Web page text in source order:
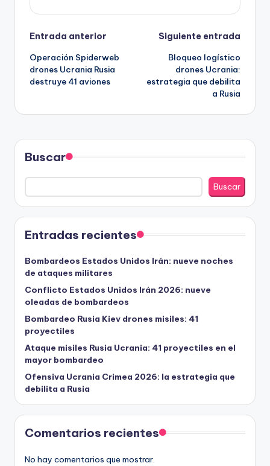
Navegación
de
entradas
Entrada anterior
Operación Spiderweb
drones Ucrania Rusia
destruye 41 aviones
Siguiente entrada
Bloqueo logístico
drones Ucrania:
estrategia que debilita
a Rusia
Buscar
Buscar
Entradas recientes
Bombardeos Estados Unidos Irán: nueve noches
de ataques militares
Conflicto Estados Unidos Irán 2026: nueve
oleadas de bombardeos
Bombardeo Rusia Kiev drones misiles: 41
proyectiles
Ataque misiles Rusia Ucrania: 41 proyectiles en el
mayor bombardeo
Ofensiva Ucrania Crimea 2026: la estrategia que
debilita a Rusia
Comentarios recientes
No hay comentarios que mostrar.